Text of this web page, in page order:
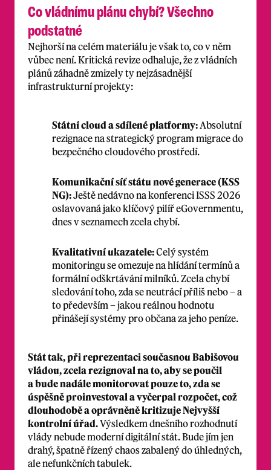
Co vládnímu plánu chybí? Všechno
podstatné
Nejhorší na celém materiálu je však to, co v něm
vůbec není. Kritická revize odhaluje, že z vládních
plánů záhadně zmizely ty nejzásadnější
infrastrukturní projekty:
Státní cloud a sdílené platformy: Absolutní
rezignace na strategický program migrace do
bezpečného cloudového prostředí.
Komunikační síť státu nové generace (KSS
NG):Ještě nedávno na konferenci ISSS 2026
oslavovaná jako klíčový pilíř eGovernmentu,
dnes v seznamech zcela chybí.
Kvalitativní ukazatele:Celý systém
monitoringu se omezuje na hlídání termínů a
formální odškrtávání milníků. Zcela chybí
sledování toho, zda se neutrácí příliš nebo – a
to především – jakou reálnou hodnotu
přinášejí systémy pro občana za jeho peníze.
Stát tak, při reprezentaci současnou Babišovou
vládou, zcela rezignoval na to, aby se poučil
a bude nadále monitorovat pouze to, zda se
úspěšně proinvestoval a vyčerpal rozpočet, což
dlouhodobě a oprávněně kritizuje Nejvyšší
kontrolní úřad.Výsledkem dnešního rozhodnutí
vlády nebude moderní digitální stát. Bude jím jen
drahý, špatně řízený chaos zabalený do úhledných,
ale nefunkčních tabulek.